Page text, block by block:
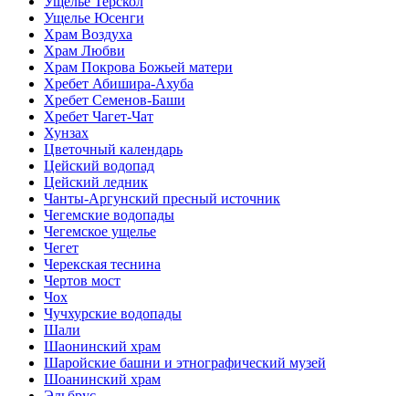
Ущелье Юсенги
Храм Воздуха
Храм Любви
Храм Покрова Божьей матери
Хребет Абишира-Ахуба
Хребет Семенов-Баши
Хребет Чагет-Чат
Хунзах
Цветочный календарь
Цейский водопад
Цейский ледник
Чанты-Аргунский пресный источник
Чегемские водопады
Чегемское ущелье
Чегет
Черекская теснина
Чертов мост
Чох
Чучхурские водопады
Шали
Шаонинский храм
Шаройские башни и этнографический музей
Шоанинский храм